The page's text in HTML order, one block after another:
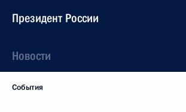
Президент России
Новости
События